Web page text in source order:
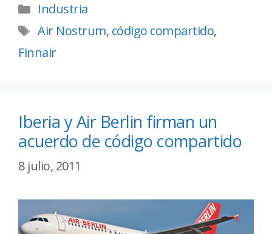
Industria
Air Nostrum, código compartido,
Finnair
Iberia y Air Berlin firman un
acuerdo de código compartido
8 julio, 2011